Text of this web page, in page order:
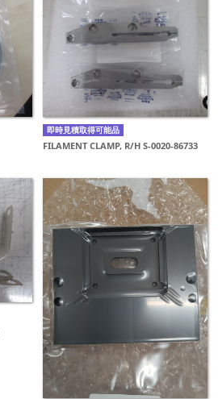
即時見積取得可能品
FILAMENT CLAMP, R/H S-0020-86733